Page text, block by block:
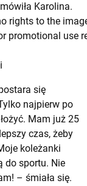
Karolina.
się
najpierw po
Mam już 25
czas, żeby
koleżanki
do sportu. Nie
– śmiała się.